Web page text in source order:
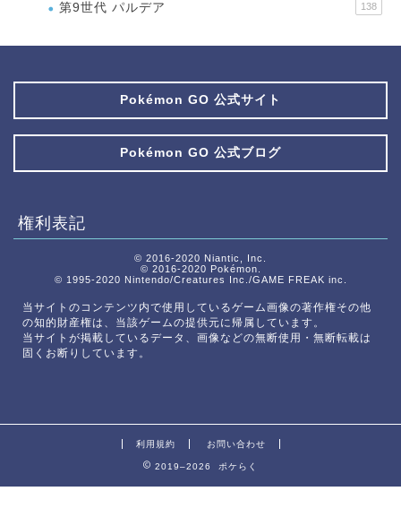
第9世代 パルデア 138
Pokémon GO 公式サイト
Pokémon GO 公式ブログ
権利表記
© 2016-2020 Niantic, Inc.
© 2016-2020 Pokémon.
© 1995-2020 Nintendo/Creatures Inc./GAME FREAK inc.
当サイトのコンテンツ内で使用しているゲーム画像の著作権その他
の知的財産権は、当該ゲームの提供元に帰属しています。
当サイトが掲載しているデータ、画像などの無断使用・無断転載は
固くお断りしています。
利用規約 お問い合わせ
2019–2026 ポケらく